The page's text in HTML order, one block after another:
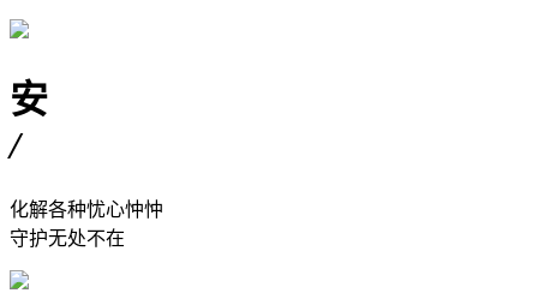
安
/
化解各种忧心忡忡
守护无处不在